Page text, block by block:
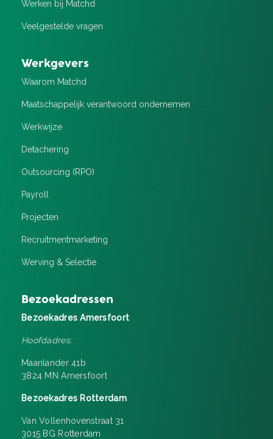
Werken bij Matchd
Veelgestelde vragen
Werkgevers
Waarom Matchd
Maatschappelijk verantwoord ondernemen
Werkwijze
Detachering
Outsourcing (RPO)
Payroll
Projecten
Recruitment­marketing
Werving & Selectie
Bezoekadressen
Bezoekadres Amersfoort
Hoofdadres:
Maanlander 41b
3824 MN Amersfoort
Bezoekadres Rotterdam
Van Vollenhovenstraat 31
3015 BG Rotterdam